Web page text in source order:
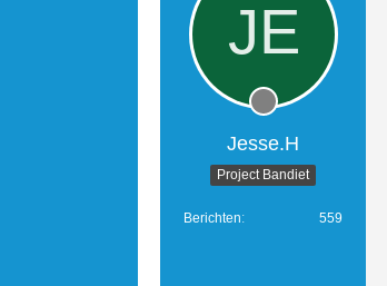
Jesse.H
Project Bandiet
Berichten 559